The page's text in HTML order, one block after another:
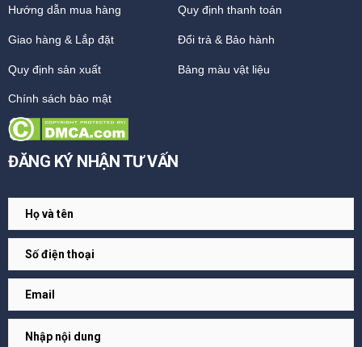
Hướng dẫn mua hàng Quy định thanh toán
Giao hàng & Lắp đặt Đổi trả & Bảo hành
Quy định sản xuất Bảng màu vật liệu
Chính sách bảo mật
ĐĂNG KÝ NHẬN TƯ VẤN